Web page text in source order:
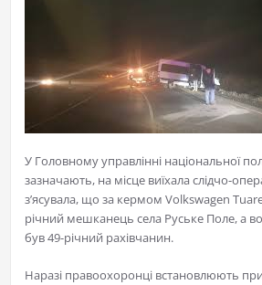
У Головному управлінні національної
зазначають, на місце виїхала слідчо-
з’ясувала, що за кермом Volkswagen
річний мешканець села Руське Поле, а
був 49-річний рахівчанин.
Наразі правоохоронці встановлюють